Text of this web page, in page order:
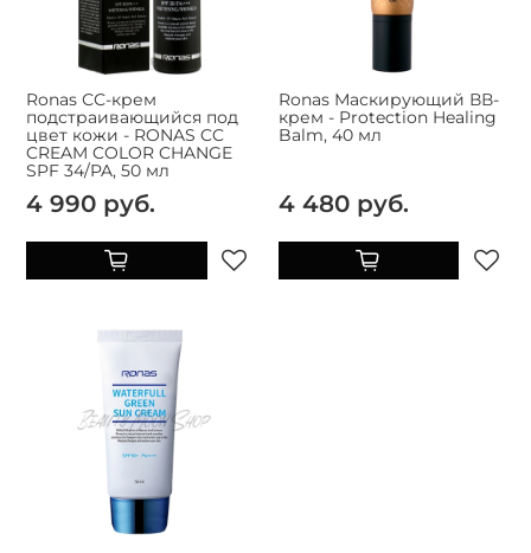
Ronas СС-крем
подстраивающийся под
цвет кожи - RONAS CC
CREAM COLOR CHANGE
SPF 34/PA, 50 мл
4 990 руб.
Ronas Маскирующий ВВ-
крем - Protection Healing
Balm, 40 мл
4 480 руб.